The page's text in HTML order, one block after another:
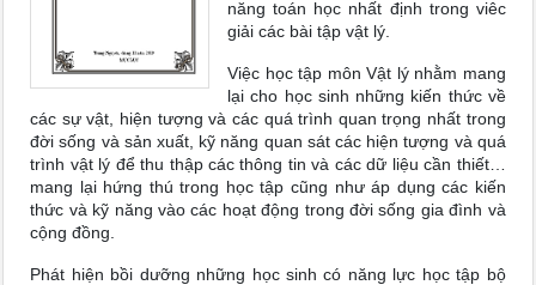
năng toán học nhất định trong viêc
giải các bài tập vật lý.
Việc học tập môn Vật lý nhằm mang
lại cho học sinh những kiến thức về
các sự vật, hiện tượng và các quá trình quan trọng nhất trong
đời sống và sản xuất, kỹ năng quan sát các hiện tượng và quá
trình vật lý để thu thập các thông tin và các dữ liệu cần thiết…
mang lại hứng thú trong học tập cũng như áp dụng các kiến
thức và kỹ năng vào các hoạt động trong đời sống gia đình và
cộng đồng.
Phát hiện bồi dưỡng những học sinh có năng lực học tập bộ